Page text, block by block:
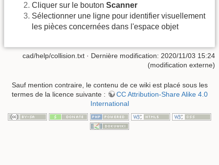
Cliquer sur le bouton Scanner
Sélectionner une ligne pour identifier visuellement
les pièces concernées dans l'espace objet
cad/help/collision.txt · Dernière modification: 2020/11/03 15:24
(modification externe)
Sauf mention contraire, le contenu de ce wiki est placé sous les
termes de la licence suivante :
CC Attribution-Share Alike 4.0
International